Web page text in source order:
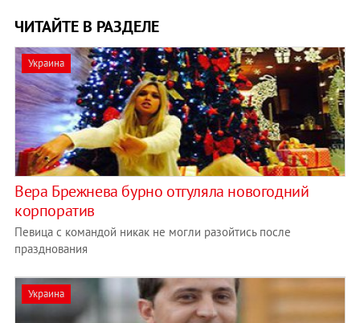
ЧИТАЙТЕ В РАЗДЕЛЕ
Украина
Вера Брежнева бурно отгуляла новогодний
корпоратив
Певица с командой никак не могли разойтись после
празднования
Украина